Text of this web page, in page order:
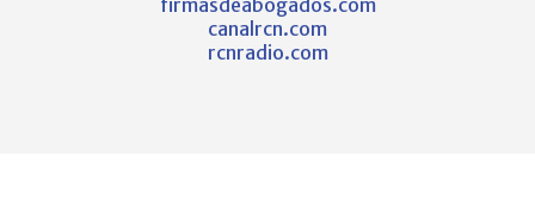
canalrcn.com
rcnradio.com